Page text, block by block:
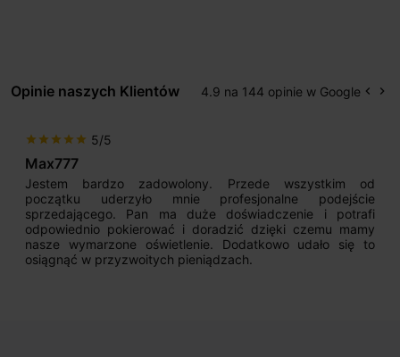
Opinie naszych Klientów 4.9 na 144 opinie w Google keyboard_arrow_left keyboard_arrow_right
star star star star star 5/5
Max777
Jestem bardzo zadowolony. Przede wszystkim od
początku uderzyło mnie profesjonalne podejście
sprzedającego. Pan ma duże doświadczenie i potrafi
odpowiednio pokierować i doradzić dzięki czemu mamy
nasze wymarzone oświetlenie. Dodatkowo udało się to
osiągnąć w przyzwoitych pieniądzach.